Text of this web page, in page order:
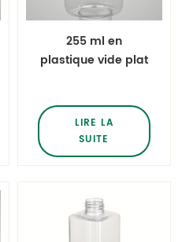
255 ml en
plastique vide plat
bouteille pour
animaux de
compagnie
LIRE LA
SUITE